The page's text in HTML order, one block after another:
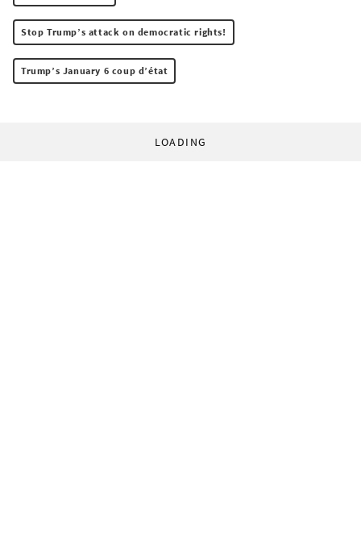
Stop Trump’s attack on democratic rights!
Trump’s January 6 coup d’état
LOADING